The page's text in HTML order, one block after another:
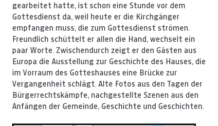
gearbeitet hatte, ist schon eine Stunde vor dem
Gottesdienst da, weil heute er die Kirchgänger
empfangen muss, die zum Gottesdienst strömen.
Freundlich schüttelt er allen die Hand, wechselt ein
paar Worte. Zwischendurch zeigt er den Gästen aus
Europa die Ausstellung zur Geschichte des Hauses, die
im Vorraum des Gotteshauses eine Brücke zur
Vergangenheit schlägt. Alte Fotos aus den Tagen der
Bürgerrechtskämpfe, nachgestellte Szenen aus den
Anfängen der Gemeinde, Geschichte und Geschichten.